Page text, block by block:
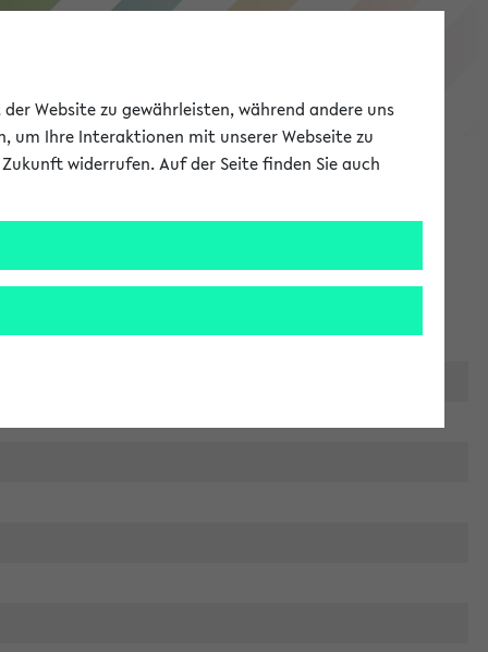
eKVV
Website zu gewährleisten, während andere uns
um Ihre Interaktionen mit unserer Webseite zu
widerrufen. Auf der Seite finden Sie auch